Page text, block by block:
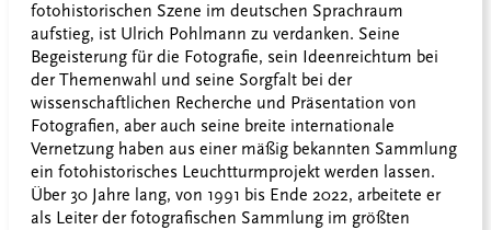
fotohistorischen Szene im deutschen Sprachraum
aufstieg, ist Ulrich Pohlmann zu verdanken. Seine
Begeisterung für die Fotografie, sein Ideenreichtum bei
der Themenwahl und seine Sorgfalt bei der
wissenschaftlichen Recherche und Präsentation von
Fotografien, aber auch seine breite internationale
Vernetzung haben aus einer mäßig bekannten Sammlung
ein fotohistorisches Leuchtturmprojekt werden lassen.
Über 30 Jahre lang, von 1991 bis Ende 2022, arbeitete er
als Leiter der fotografischen Sammlung im größten